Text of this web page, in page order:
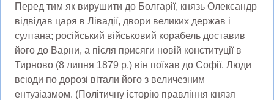
Перед тим як вирушити до Болгарії, князь Олександр
відвідав царя в Лівадії, двори великих держав і
султана; російський військовий корабель доставив
його до Варни, а після присяги новій конституції в
Тирново (8 липня 1879 р.) він поїхав до Софії. Люди
всюди по дорозі вітали його з величезним
ентузіазмом. (Політичну історію правління князя